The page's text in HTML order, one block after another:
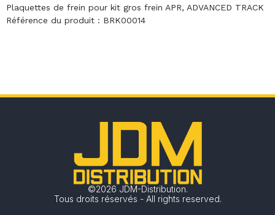
Plaquettes de frein pour kit gros frein APR, ADVANCED TRACK
Référence du produit : BRK00014
©2026 JDM-Distribution.
Tous droits réservés - All rights reserved.